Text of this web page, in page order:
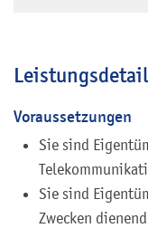
Voraussetzungen
Sie sind
Sie sind
Zwecken